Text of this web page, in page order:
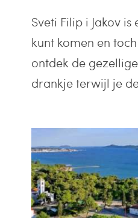
Sveti Filip i Jakov
kunt komen en
ontdek de
drankje terwijl je